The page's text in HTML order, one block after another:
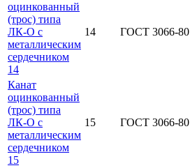
оцинкованный
(трос) типа
ЛК-О с
металлическим
сердечником
14
14 ГОСТ 3066-80
Канат
оцинкованный
(трос) типа
ЛК-О с
металлическим
сердечником
15
15 ГОСТ 3066-80